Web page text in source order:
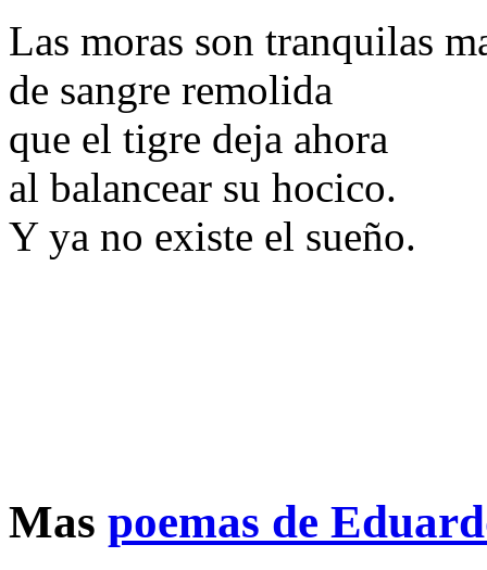
Las moras son tranquilas
de sangre remolida
que el tigre deja ahora
al balancear su hocico.
Y ya no existe el sueño.
Mas poemas de